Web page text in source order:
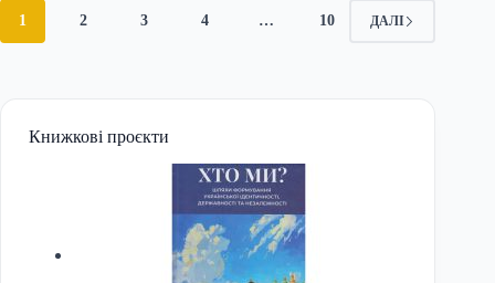
світового
1 2 3 4 … 10 ДАЛІ
Книжкові проєкти